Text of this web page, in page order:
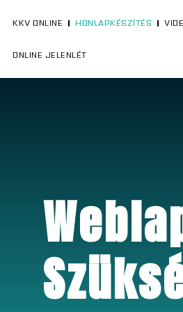
KKV ONLINE HONLAPKÉSZÍTÉS
ONLINE JELENLÉT